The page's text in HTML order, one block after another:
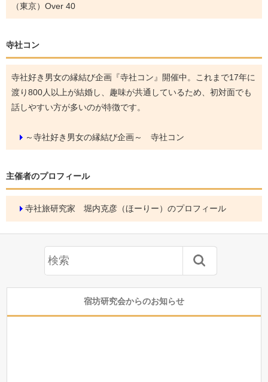
（東京）Over 40
寺社コン
寺社好き男女の縁結び企画『寺社コン』開催中。これまで17年に
渡り800人以上が結婚し、趣味が共通しているため、初対面でも
話しやすい方が多いのが特徴です。
～寺社好き男女の縁結び企画～ 寺社コン
主催者のプロフィール
寺社旅研究家 堀内克彦（ほーりー）のプロフィール
宿坊研究会からのお知らせ